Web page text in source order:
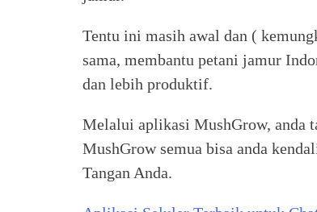
Tentu ini masih awal dan (
sama, membantu petani jamur
dan lebih produktif.
Melalui aplikasi MushGrow, anda
MushGrow semua bisa anda
Tangan Anda.